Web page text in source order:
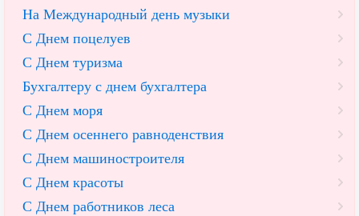
На Международный день музыки
С Днем поцелуев
С Днем туризма
Бухгалтеру с днем бухгалтера
С Днем моря
С Днем осеннего равноденствия
С Днем машиностроителя
С Днем красоты
С Днем работников леса